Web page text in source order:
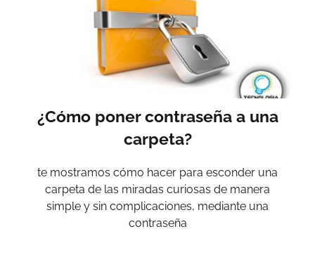
¿Cómo poner contraseña a una
carpeta?
te mostramos cómo hacer para esconder una
carpeta de las miradas curiosas de manera
simple y sin complicaciones, mediante una
contraseña